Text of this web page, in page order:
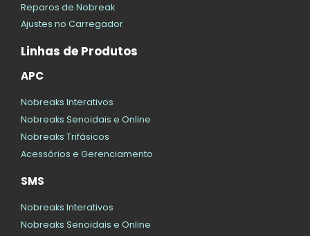
Reparos de Nobreak
Ajustes no Carregador
Linhas de Produtos
APC
Nobreaks Interativos
Nobreaks Senoidais e Online
Nobreaks Trifásicos
Acessórios e Gerenciamento
SMS
Nobreaks Interativos
Nobreaks Senoidais e Online